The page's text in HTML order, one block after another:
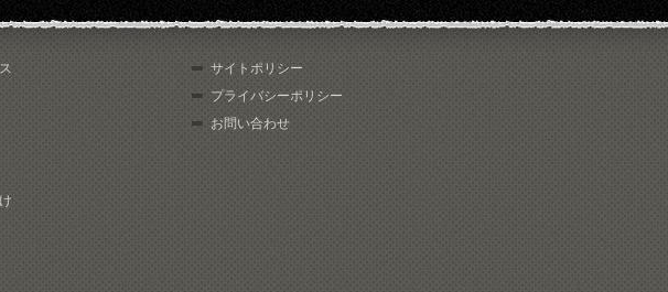
サイトポリシー
プライバシーポリシー
お問い合わせ